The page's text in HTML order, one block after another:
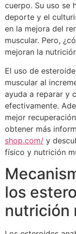
cuerpo. Su uso se
deporte y el
en la mejora del
muscular. Pero,
mejoran la
El uso de
muscular al
ayuda a reparar y
efectivamente.
mejor
obtener más
shop.com/ y
físico y nutrición
los
nutrición